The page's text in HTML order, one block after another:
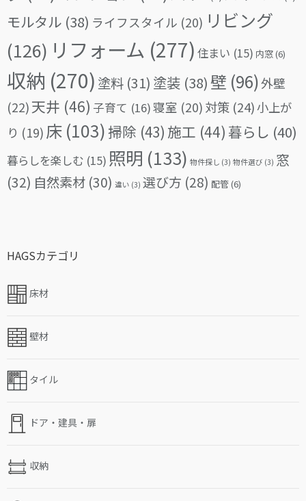
モルタル (38) ライフスタイル (20) リビング
(126) リフォーム (277) 住まい (15) 内窓(6)
収納 (270) 塗料 (31) 塗装 (38) 壁 (96)外壁
(22)天井 (46) 子育て (16)寝室 (20) 対策 (24)小上が
り (19) 床 (103)掃除 (43) 施工 (44) 暮らし (40)
暮らしを楽しむ (15) 照明 (133) 物件探し (3) 物件選び (3) 窓
(32) 自然素材 (30) 違い (3) 選び方 (28) 配管(6)
HAGSカテゴリ
床材
壁材
タイル
ドア・建具・扉
収納